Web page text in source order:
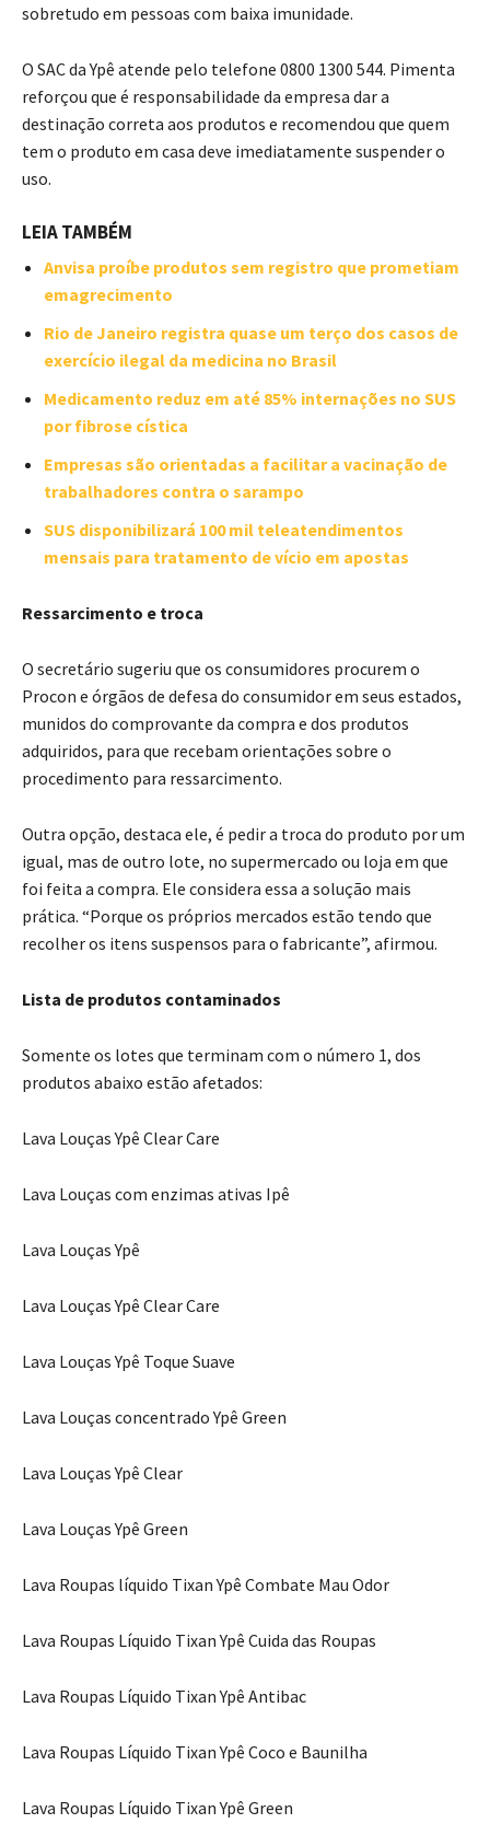
sobretudo em pessoas com baixa imunidade.
O SAC da Ypê atende pelo telefone 0800 1300 544. Pimenta
reforçou que é responsabilidade da empresa dar a
destinação correta aos produtos e recomendou que quem
tem o produto em casa deve imediatamente suspender o
uso.
LEIA TAMBÉM
Anvisa proíbe produtos sem registro que prometiam
emagrecimento
Rio de Janeiro registra quase um terço dos casos de
exercício ilegal da medicina no Brasil
Medicamento reduz em até 85% internações no SUS
por fibrose cística
Empresas são orientadas a facilitar a vacinação de
trabalhadores contra o sarampo
SUS disponibilizará 100 mil teleatendimentos
mensais para tratamento de vício em apostas
Ressarcimento e troca
O secretário sugeriu que os consumidores procurem o
Procon e órgãos de defesa do consumidor em seus estados,
munidos do comprovante da compra e dos produtos
adquiridos, para que recebam orientações sobre o
procedimento para ressarcimento.
Outra opção, destaca ele, é pedir a troca do produto por um
igual, mas de outro lote, no supermercado ou loja em que
foi feita a compra. Ele considera essa a solução mais
prática. “Porque os próprios mercados estão tendo que
recolher os itens suspensos para o fabricante”, afirmou.
Lista de produtos contaminados
Somente os lotes que terminam com o número 1, dos
produtos abaixo estão afetados:
Lava Louças Ypê Clear Care
Lava Louças com enzimas ativas Ipê
Lava Louças Ypê
Lava Louças Ypê Clear Care
Lava Louças Ypê Toque Suave
Lava Louças concentrado Ypê Green
Lava Louças Ypê Clear
Lava Louças Ypê Green
Lava Roupas líquido Tixan Ypê Combate Mau Odor
Lava Roupas Líquido Tixan Ypê Cuida das Roupas
Lava Roupas Líquido Tixan Ypê Antibac
Lava Roupas Líquido Tixan Ypê Coco e Baunilha
Lava Roupas Líquido Tixan Ypê Green